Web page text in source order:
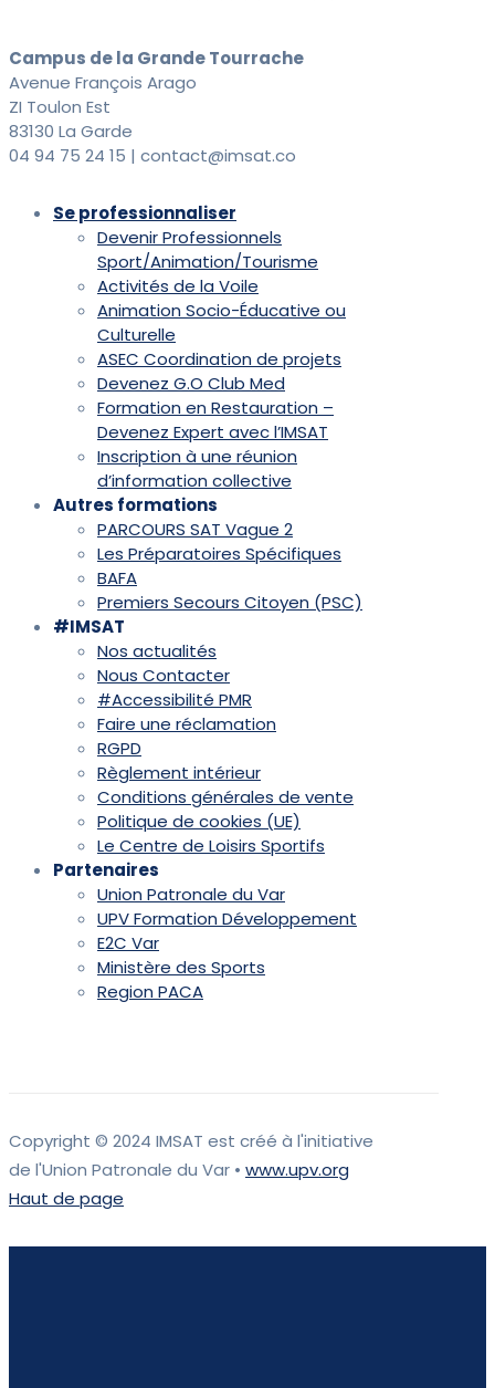
Campus de la Grande Tourrache
Avenue François Arago
ZI Toulon Est
83130 La Garde
04 94 75 24 15 | contact@imsat.co
Se professionnaliser
Devenir Professionnels
Sport/Animation/Tourisme
Activités de la Voile
Animation Socio-Éducative ou
Culturelle
ASEC Coordination de projets
Devenez G.O Club Med
Formation en Restauration –
Devenez Expert avec l’IMSAT
Inscription à une réunion
d’information collective
Autres formations
PARCOURS SAT Vague 2
Les Préparatoires Spécifiques
BAFA
Premiers Secours Citoyen (PSC)
#IMSAT
Nos actualités
Nous Contacter
#Accessibilité PMR
Faire une réclamation
RGPD
Règlement intérieur
Conditions générales de vente
Politique de cookies (UE)
Le Centre de Loisirs Sportifs
Partenaires
Union Patronale du Var
UPV Formation Développement
E2C Var
Ministère des Sports
Region PACA
Copyright © 2024 IMSAT est créé à l'initiative
de l'Union Patronale du Var • www.upv.org
Haut de page